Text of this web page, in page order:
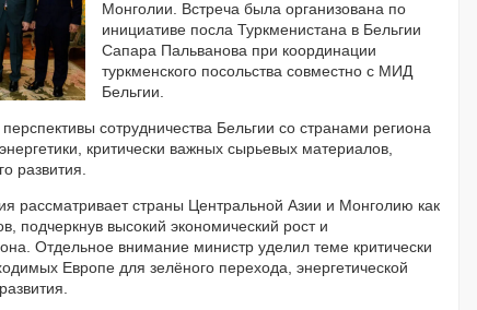
Монголии. Встреча была организована по
инициативе посла Туркменистана в Бельгии
Сапара Пальванова при координации
туркменского посольства совместно с МИД
Бельгии.
сотрудничества Бельгии со странами региона
критически важных сырьевых материалов,
развития.
рассматривает страны Центральной Азии и Монголию как
подчеркнув высокий экономический рост и
Отдельное внимание министр уделил теме критически
Европе для зелёного перехода, энергетической